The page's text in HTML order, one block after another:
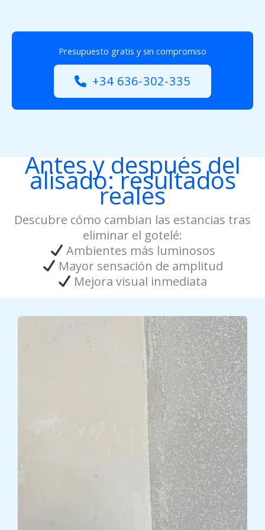
Presupuesto gratis y sin compromiso
+34 636-302-335
Antes y después del
alisado: resultados
reales
Descubre cómo cambian las estancias tras
eliminar el gotelé:
Ambientes más luminosos
Mayor sensación de amplitud
Mejora visual inmediata